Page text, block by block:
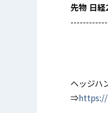
先物 日
ヘッジハ
⇒